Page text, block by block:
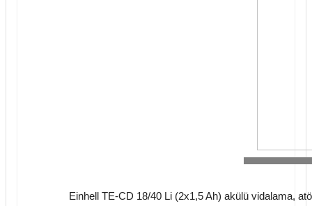
Einhell TE-CD 18/40 Li (2x1,5 Ah) akülü vidalama,